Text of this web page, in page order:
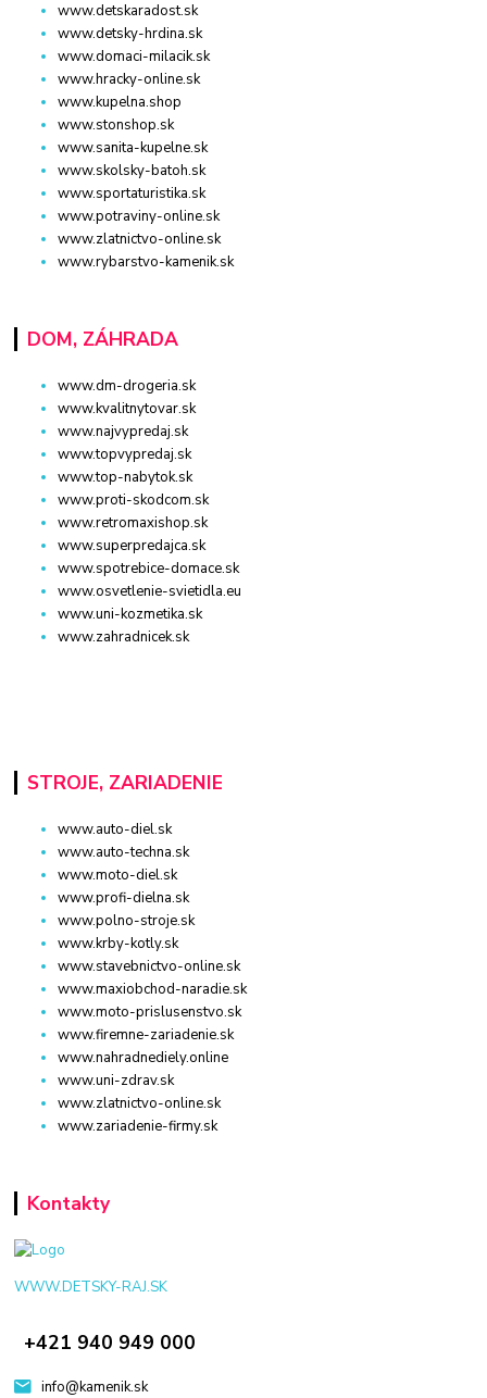
www.detskaradost.sk
www.detsky-hrdina.sk
www.domaci-milacik.sk
www.hracky-online.sk
www.kupelna.shop
www.stonshop.sk
www.sanita-kupelne.sk
www.skolsky-batoh.sk
www.sportaturistika.sk
www.potraviny-online.sk
www.zlatnictvo-online.sk
www.rybarstvo-kamenik.sk
DOM, ZÁHRADA
www.dm-drogeria.sk
www.kvalitnytovar.sk
www.najvypredaj.sk
www.topvypredaj.sk
www.top-nabytok.sk
www.proti-skodcom.sk
www.retromaxishop.sk
www.superpredajca.sk
www.spotrebice-domace.sk
www.osvetlenie-svietidla.eu
www.uni-kozmetika.sk
www.zahradnicek.sk
STROJE, ZARIADENIE
www.auto-diel.sk
www.auto-techna.sk
www.moto-diel.sk
www.profi-dielna.sk
www.polno-stroje.sk
www.krby-kotly.sk
www.stavebnictvo-online.sk
www.maxiobchod-naradie.sk
www.moto-prislusenstvo.sk
www.firemne-zariadenie.sk
www.nahradnediely.online
www.uni-zdrav.sk
www.zlatnictvo-online.sk
www.zariadenie-firmy.sk
Kontakty
WWW.DETSKY-RAJ.SK
+421 940 949 000
info@kamenik.sk